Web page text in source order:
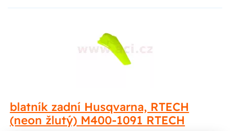
blatník zadní Husqvarna, RTECH
(neon žlutý) M400-1091 RTECH